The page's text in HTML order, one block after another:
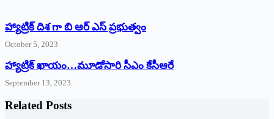
హ్యాట్రిక్ దిశ గా బి ఆర్ ఎస్ ప్రభుత్వం
October 5, 2023
హ్యాట్రిక్‌ ‌ఖాయం…మూడోసారి సీఎం కేసీఆరే
September 13, 2023
Related Posts